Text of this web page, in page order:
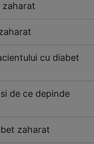
zaharat
cu diabet
de ce depinde
zaharat